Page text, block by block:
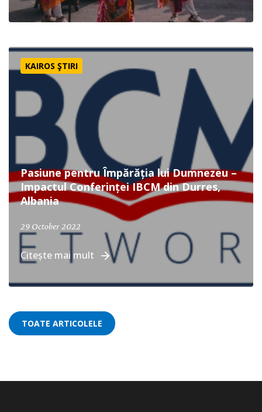
Pasiune pentru Împărăția lui Dumnezeu – Impactul
Pasiune pentru Împărăția lui Dumnezeu –
Impactul Conferinței IBCM din Durres,
Albania
KAIROS ŞTIRI
29 October 2022
Citește mai mult
TOATE ARTICOLELE